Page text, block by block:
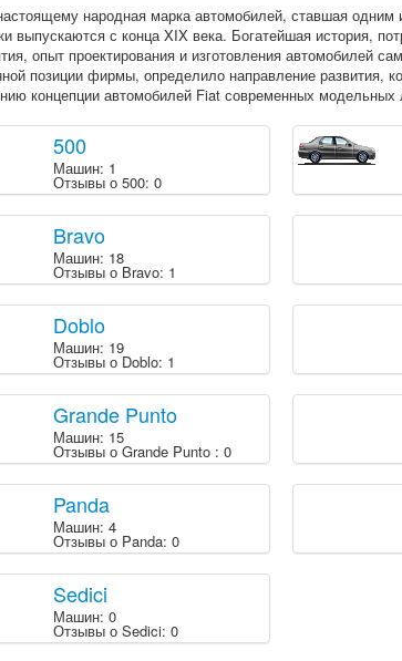
народная марка автомобилей, ставшая
выпускаются с конца XIX века. Богатейшая история,
опыт проектирования и изготовления автомобилей
позиции фирмы, определило направление развития,
концепции автомобилей Fiat современных модельных
500
Машин: 1
Отзывы о 500: 0
Bravo
Машин: 18
Отзывы о Bravo: 1
Doblo
Машин: 19
Отзывы о Doblo: 1
Grande Punto
Машин: 15
Отзывы о Grande Punto : 0
Panda
Машин: 4
Отзывы о Panda: 0
Sedici
Машин: 0
Отзывы о Sedici: 0